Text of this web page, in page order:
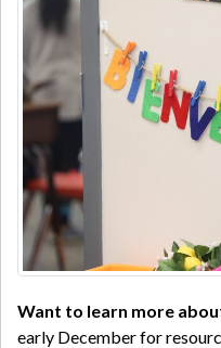
Want to learn more
early December for